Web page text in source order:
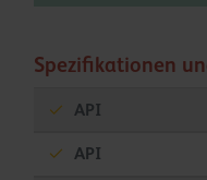
Spezifikationen
API
API